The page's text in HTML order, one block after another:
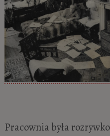
Pracownia była